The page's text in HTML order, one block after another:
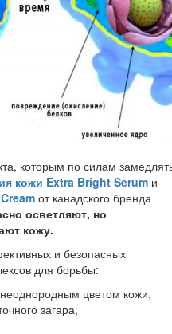
которым по силам
кожи Extra Bright Serum и
от канадского бренда
осветляют, но
кожу.
и безопасных
для борьбы:
цветом кожи,
загара;